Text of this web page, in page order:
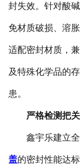
封失效。针对酸
免材质破损、溶
适配密封材质，
及特殊化学品的
患。
严格检测把
鑫宇乐建立全
盖的密封性能达